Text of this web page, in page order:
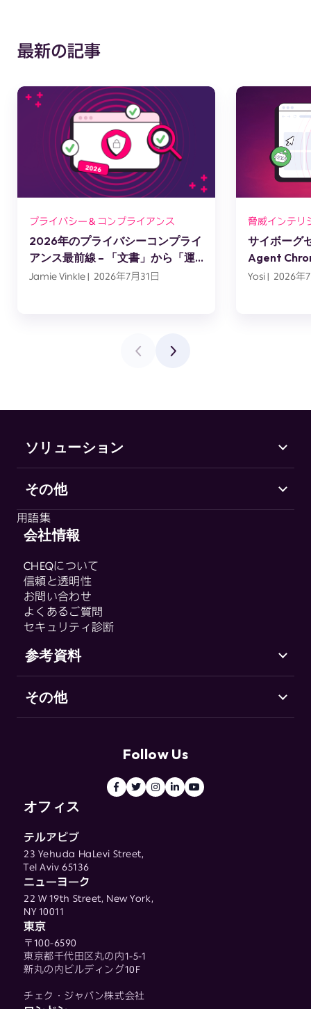
最新の記事
プライバシー＆コンプライアンス
2026年のプライバシーコンプライ
アンス最前線 – 「文書」から「運
用」へ
Jamie Vinkle | 2026年7月31日
脅威インテリ
サイボーグ
Agent
スエンジニ
Yosi | 2026年
ソリューション
Marketing Security
CHEQ Acquisition
CHEQ Form Guard
CHEQ Analytics
Control & Compliance
CHEQ Enforce
CHEQ Manage
その他
用語集
用語集
会社情報
CHEQについて
信頼と透明性
お問い合わせ
よくあるご質問
セキュリティ診断
参考資料
サポート（英語）
Go-to-Market セキュリティとは
その他
Follow Us
オフィス
テルアビブ
23 Yehuda HaLevi Street,
Tel Aviv 65136
ニューヨーク
22 W 19th Street, New York,
NY 10011
東京
〒100-6590
東京都千代田区丸の内1-5-1
新丸の内ビルディング10F
チェク・ジャパン株式会社